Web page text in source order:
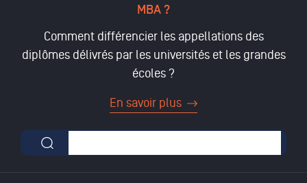
MBA ?
Comment différencier les appellations des
diplômes délivrés par les universités et les grandes
écoles ?
En savoir plus
Formulaire de recherche